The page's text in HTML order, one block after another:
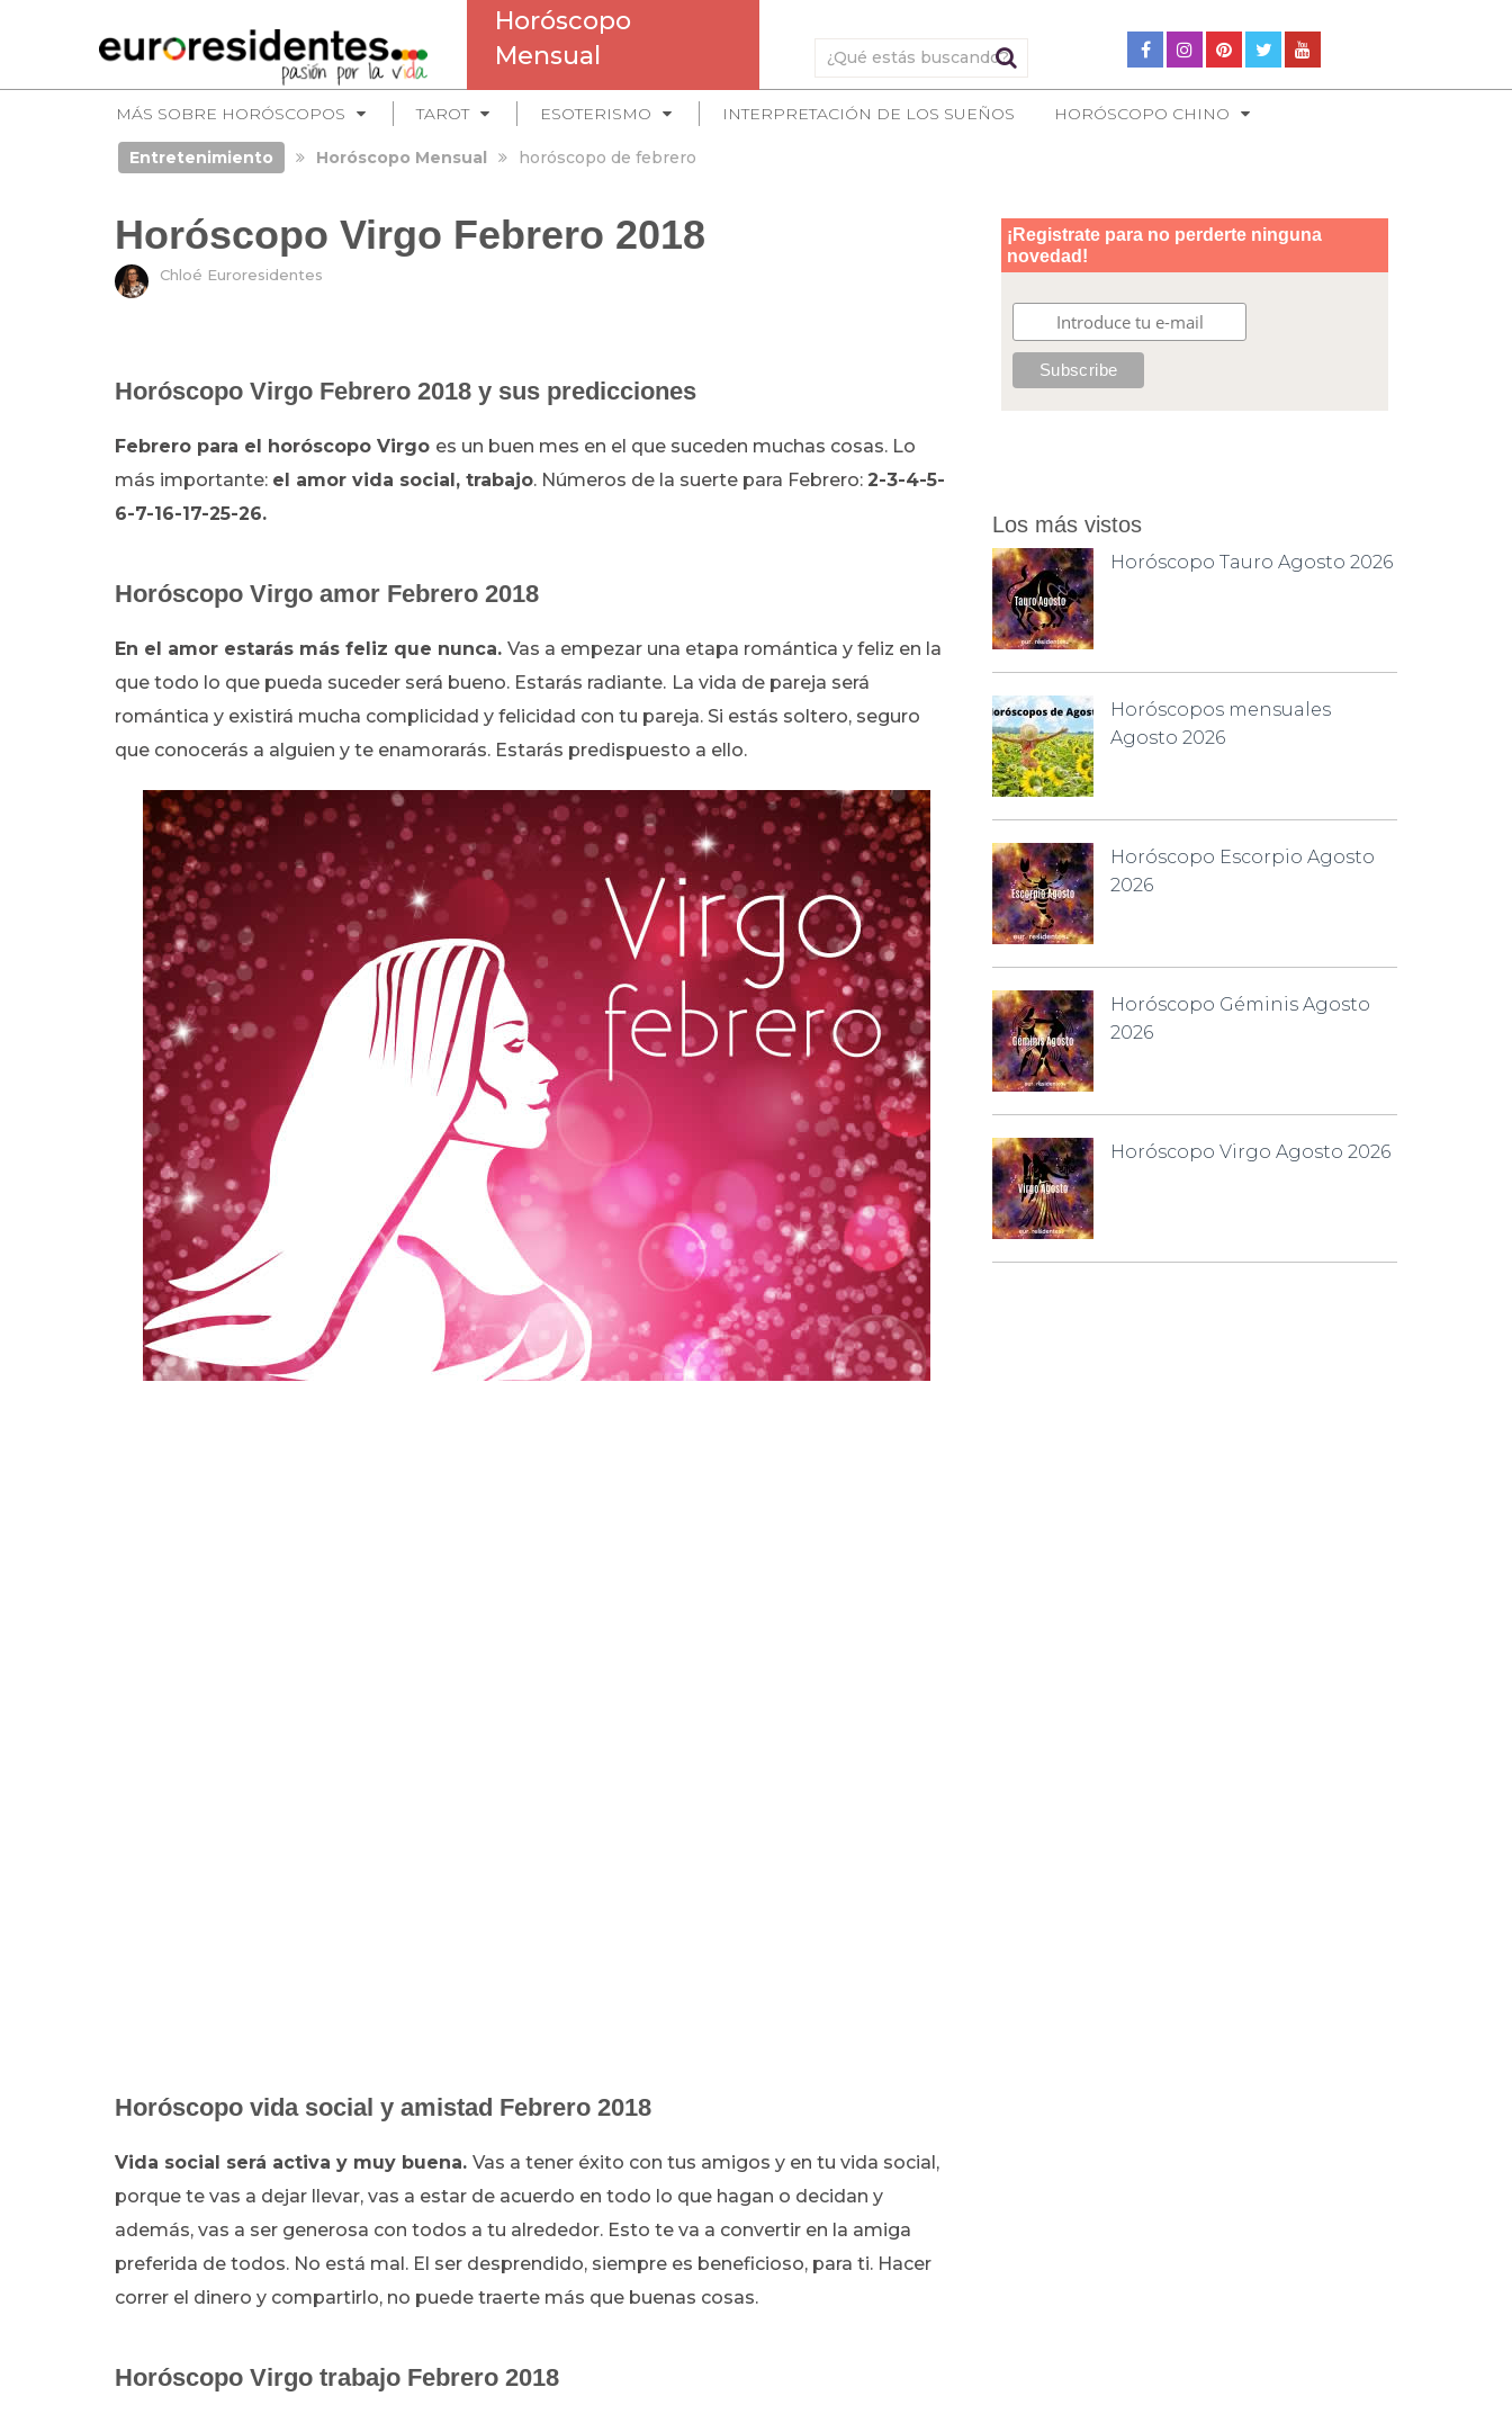
Horóscopo
Mensual
MÁS SOBRE HORÓSCOPOS TAROT ESOTERISMO INTERPRETACIÓN DE LOS SUEÑOS HORÓSCOPO CHINO
Entretenimiento Horóscopo Mensual horóscopo de febrero
Horóscopo Virgo Febrero 2018
Chloé Euroresidentes
Horóscopo Virgo Febrero 2018 y sus predicciones
Febrero para el horóscopo Virgo es un buen mes en el que suceden muchas cosas. Lo
más importante: el amor vida social, trabajo. Números de la suerte para Febrero: 2-3-4-5-
6-7-16-17-25-26.
Horóscopo Virgo amor Febrero 2018
En el amor estarás más feliz que nunca. Vas a empezar una etapa romántica y feliz en la
que todo lo que pueda suceder será bueno. Estarás radiante. La vida de pareja será
romántica y existirá mucha complicidad y felicidad con tu pareja. Si estás soltero, seguro
que conocerás a alguien y te enamorarás. Estarás predispuesto a ello.
Horóscopo vida social y amistad Febrero 2018
Vida social será activa y muy buena. Vas a tener éxito con tus amigos y en tu vida social,
porque te vas a dejar llevar, vas a estar de acuerdo en todo lo que hagan o decidan y
además, vas a ser generosa con todos a tu alrededor. Esto te va a convertir en la amiga
preferida de todos. No está mal. El ser desprendido, siempre es beneficioso, para ti. Hacer
correr el dinero y compartirlo, no puede traerte más que buenas cosas.
Horóscopo Virgo trabajo Febrero 2018
Los más vistos
Horóscopo Tauro Agosto 2026
Horóscopos mensuales
Agosto 2026
Horóscopo Escorpio Agosto
2026
Horóscopo Géminis Agosto
2026
Horóscopo Virgo Agosto 2026